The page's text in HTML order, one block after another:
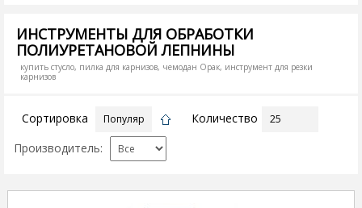
ИНСТРУМЕНТЫ ДЛЯ ОБРАБОТКИ
ПОЛИУРЕТАНОВОЙ ЛЕПНИНЫ
купить стусло, пилка для карнизов, чемодан Орак, инструмент для резки
карнизов
Сортировка
Количество
Производитель: